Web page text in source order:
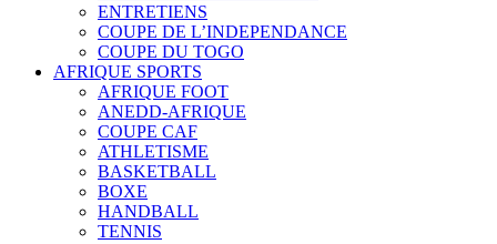
ENTRETIENS
COUPE DE L’INDEPENDANCE
COUPE DU TOGO
AFRIQUE SPORTS
AFRIQUE FOOT
ANEDD-AFRIQUE
COUPE CAF
ATHLETISME
BASKETBALL
BOXE
HANDBALL
TENNIS